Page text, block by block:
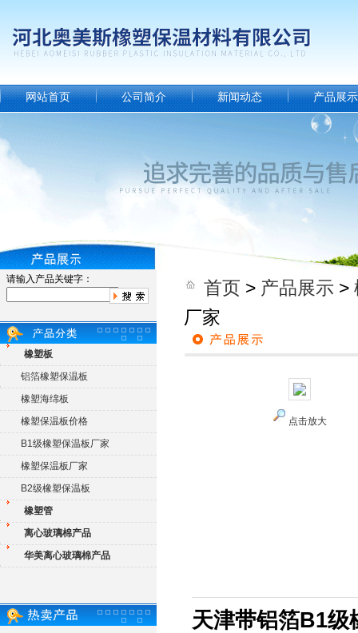
网站首页 公司简介 新闻动态 产品展示
请输入产品关键字：
橡塑板
铝箔橡塑保温板
橡塑海绵板
橡塑保温板价格
B1级橡塑保温板厂家
橡塑保温板厂家
B2级橡塑保温板
橡塑管
离心玻璃棉产品
华美离心玻璃棉产品
首页 > 产品展示 >
厂家
点击放大
天津带铝箔B1级